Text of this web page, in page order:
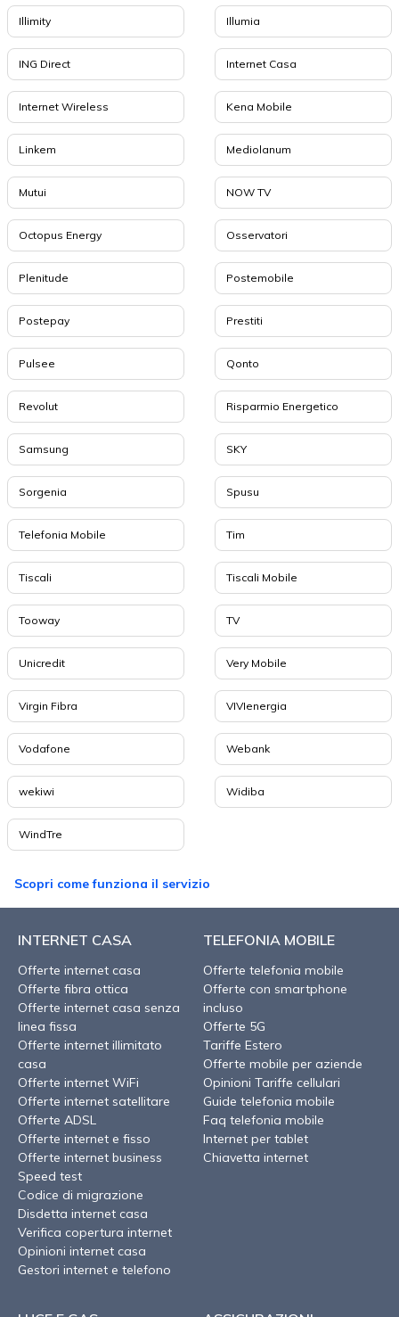
Illimity Illumia
ING Direct Internet Casa
Internet Wireless Kena Mobile
Linkem Mediolanum
Mutui NOW TV
Octopus Energy Osservatori
Plenitude Postemobile
Postepay Prestiti
Pulsee Qonto
Revolut Risparmio Energetico
Samsung SKY
Sorgenia Spusu
Telefonia Mobile Tim
Tiscali Tiscali Mobile
Tooway TV
Unicredit Very Mobile
Virgin Fibra VIVIenergia
Vodafone Webank
wekiwi Widiba
WindTre
Scopri come funziona il servizio
INTERNET CASA
Offerte internet casa
Offerte fibra ottica
Offerte internet casa senza
linea fissa
Offerte internet illimitato
casa
Offerte internet WiFi
Offerte internet satellitare
Offerte ADSL
Offerte internet e fisso
Offerte internet business
Speed test
Codice di migrazione
Disdetta internet casa
Verifica copertura internet
Opinioni internet casa
Gestori internet e telefono
TELEFONIA MOBILE
Offerte telefonia mobile
Offerte con smartphone
incluso
Offerte 5G
Tariffe Estero
Offerte mobile per aziende
Opinioni Tariffe cellulari
Guide telefonia mobile
Faq telefonia mobile
Internet per tablet
Chiavetta internet